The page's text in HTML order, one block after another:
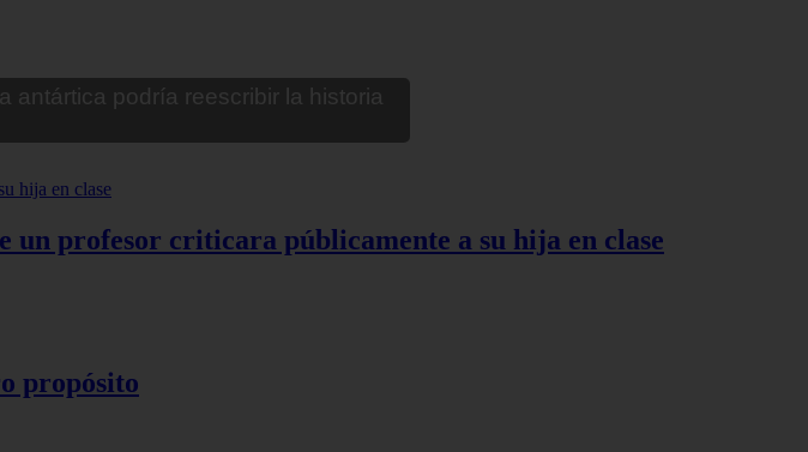
un profesor criticara públicamente a su hija en clase
propósito